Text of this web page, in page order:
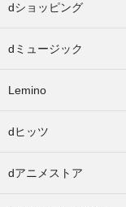
dショッピング
dミュージック
Lemino
dヒッツ
dアニメストア